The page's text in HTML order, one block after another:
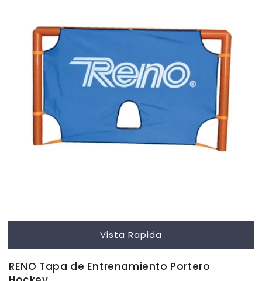
Vista Rapida
RENO Tapa de Entrenamiento Portero